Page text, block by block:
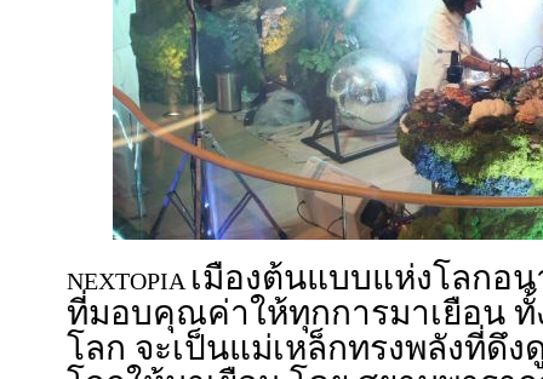
NEXTOPIA เมืองต้นแบบแห่งโลกอ
ที่มอบคุณค่าให้ทุกการมาเยือน ทั้
โลก จะเป็นแม่เหล็กทรงพลังที่ดึ